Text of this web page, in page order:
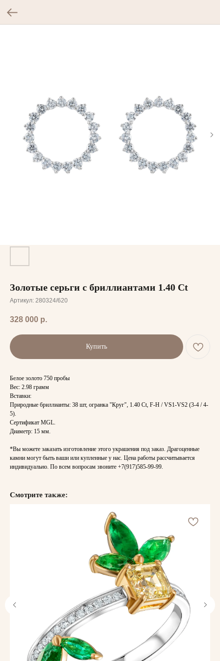
Золотые серьги с бриллиантами 1.40 Ct
Артикул: 280324/620
328 000 р.
Купить
Белое золото 750 пробы
Вес: 2.98 грамм
Вставки:
Природные бриллианты: 38 шт, огранка "Круг", 1.40 Ct, F-H / VS1-VS2 (3-4 / 4-
5).
Сертификат MGL.
Диаметр: 15 мм.
*Вы можете заказать изготовление этого украшения под заказ. Драгоценные
камни могут быть ваши или купленные у нас. Цена работы рассчитывается
индивидуально. По всем вопросам звоните +7(917)585-99-99.
Смотрите также: